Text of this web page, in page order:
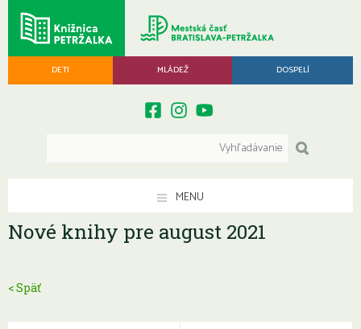
DETI MLÁDEŽ DOSPELÍ
MENU
Nové knihy pre august 2021
< Späť